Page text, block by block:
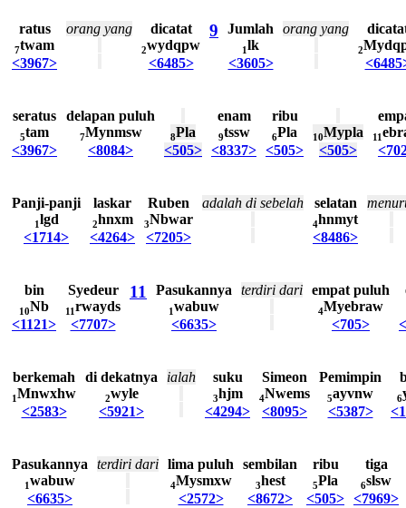
ratus
7twam
<3967>
orang yang dicatat
2wydqpw
<6485>
9 Jumlah
1lk
<3605>
orang yang
2
seratus
5tam
<3967>
delapan puluh
7Mynmsw
<8084>
8Pla
<505>
enam
9tssw
<8337>
ribu
6Pla
<505>
10Mypla
<505>
11
Panji-panji
1lgd
<1714>
laskar
2hnxm
<4264>
Ruben
3Nbwar
<7205>
adalah di sebelah selatan
4hnmyt
<8486>
bin
10Nb
<1121>
Syedeur
11rwayds
<7707>
11 Pasukannya
1wabuw
<6635>
terdiri dari empat puluh
4Myebraw
<705>
berkemah
1Mnwxhw
<2583>
di dekatnya
2wyle
<5921>
ialah suku
3hjm
<4294>
Simeon
4Nwems
<8095>
Pemimpin
5ayvnw
<5387>
6
Pasukannya
1wabuw
<6635>
terdiri dari lima puluh
4Mysmxw
<2572>
sembilan
3hest
<8672>
ribu
5Pla
<505>
tiga
6slsw
<7969>